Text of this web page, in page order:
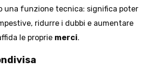
una funzione tecnica: significa poter
ridurre i dubbi e aumentare
le proprie merci.